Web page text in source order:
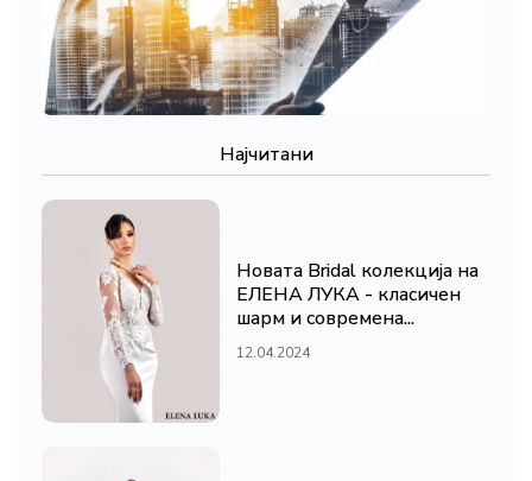
Најчитани
Новата Bridal колекција на
ЕЛЕНА ЛУКА - класичен
шарм и современа...
12.04.2024